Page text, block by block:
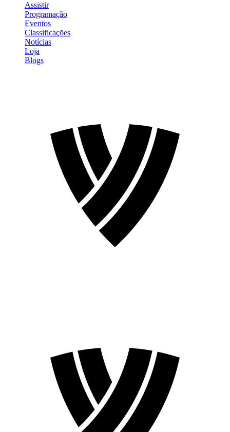
Assistir
Programação
Eventos
Classificações
Notícias
Loja
Blogs